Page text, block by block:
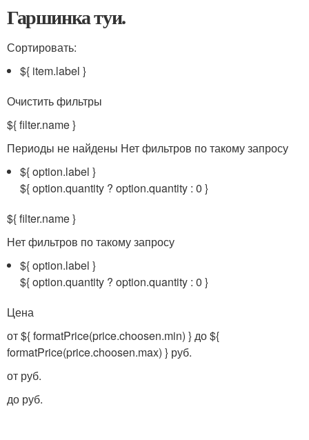
Гаршинка туи.
Сортировать:
${ item.label }
Очистить фильтры
${ filter.name }
Периоды не найдены Нет фильтров по такому запросу
${ option.label }
${ option.quantity ? option.quantity : 0 }
${ filter.name }
Нет фильтров по такому запросу
${ option.label }
${ option.quantity ? option.quantity : 0 }
Цена
от ${ formatPrice(price.choosen.min) } до ${
formatPrice(price.choosen.max) } руб.
от руб.
до руб.